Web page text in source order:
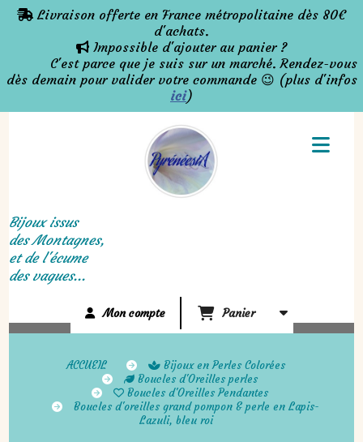
 Livraison offerte en France métropolitaine dès 80€
d'achats.
 Impossible d'ajouter au panier ?
C'est parce que je suis sur un marché. Rendez-vous
dès demain pour valider votre commande 😉 (plus d'infos
ici)
Bijoux issus
des Montagnes,
et de l'écume
des vagues...
Mon compte Panier
ACCUEIL
Bijoux en Perles Colorées
Boucles d'Oreilles perles
Boucles d'Oreilles Pendantes
Boucles d'oreilles grand pompon & perle en Lapis-
Lazuli, bleu roi
Panneau de gestion des cookies